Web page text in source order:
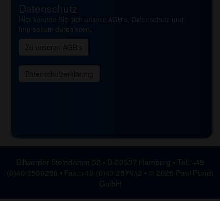
Datenschutz
Hier können Sie sich unsere AGB's, Datenschutz und
Impressum durchlesen.
Billwerder Steindamm 32 • D-20537 Hamburg • Tel.:+49
(0)40/2500258 • Fax.:+49 (0)40/257412 • © 2026 Paul Pundt
GmbH